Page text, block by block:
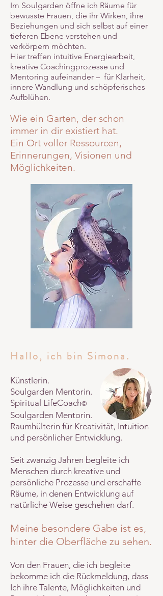
Im Soulgarden öffne ich Räume für
bewusste Frauen, die ihr Wirken, ihre
Beziehungen und sich selbst auf einer
tieferen Ebene verstehen und
verkörpern möchten.
Hier treffen intuitive Energiearbeit,
kreative Coachingprozesse und
Mentoring aufeinander – für Klarheit,
innere Wandlung und schöpferisches
Aufblühen.
Wie ein Garten, der schon
immer in dir existiert hat.
Ein Ort voller Ressourcen,
Erinnerungen, Visionen und
Möglichkeiten.
Hallo, ich bin Simona.
Künstlerin.
Soulgarden Mentorin.
Spiritual LifeCoach©
Soulgarden Mentorin.
Raumhülterin für Kreativität, Intuition
und persönlicher Entwicklung.
Seit zwanzig Jahren begleite ich
Menschen durch kreative und
persönliche Prozesse und erschaffe
Räume, in denen Entwicklung auf
natürliche Weise geschehen darf.
Meine besondere Gabe ist es,
hinter die Oberfläche zu sehen.
Von den Frauen, die ich begleite
bekomme ich die Rückmeldung, dass
Ich ihre Talente, Möglichkeiten und